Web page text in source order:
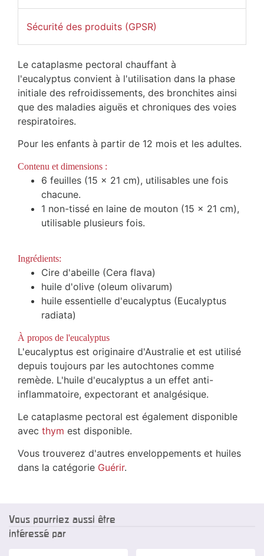
Sécurité des produits (GPSR)
Le cataplasme pectoral chauffant à
l'eucalyptus convient à l'utilisation dans la phase
initiale des refroidissements, des bronchites ainsi
que des maladies aiguës et chroniques des voies
respiratoires.
Pour les enfants à partir de 12 mois et les adultes.
Contenu et dimensions :
6 feuilles (15 x 21 cm), utilisables une fois
chacune.
1 non-tissé en laine de mouton (15 x 21 cm),
utilisable plusieurs fois.
Ingrédients:
Cire d'abeille (Cera flava)
huile d'olive (oleum olivarum)
huile essentielle d'eucalyptus (Eucalyptus
radiata)
À propos de l'eucalyptus
L'eucalyptus est originaire d'Australie et est utilisé
depuis toujours par les autochtones comme
remède. L'huile d'eucalyptus a un effet anti-
inflammatoire, expectorant et analgésique.
Le cataplasme pectoral est également disponible
avec thym est disponible.
Vous trouverez d'autres enveloppements et huiles
dans la catégorie Guérir.
Vous pourriez aussi être
intéressé par